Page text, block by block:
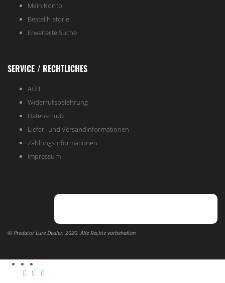
Mein Konto
Bestellhistorie
Erweiterte Suche
SERVICE / RECHTLICHES
AGB
Widerrufsbelehrung
Datenschutz
Liefer- und Versandinformationen
Zahlungsinformationen
Impressum
© Predator Lure Dealer. 2020. Alle Rechte vorbehalten